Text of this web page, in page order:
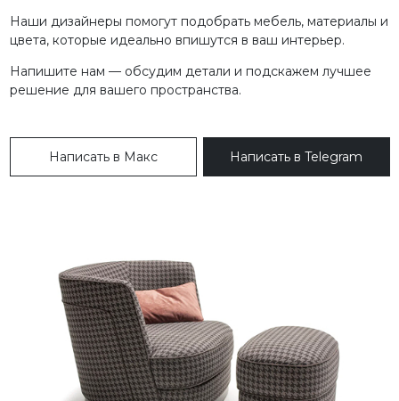
Наши дизайнеры помогут подобрать мебель, материалы и
цвета, которые идеально впишутся в ваш интерьер.
Напишите нам — обсудим детали и подскажем лучшее
решение для вашего пространства.
Написать в Макс Написать в Telegram